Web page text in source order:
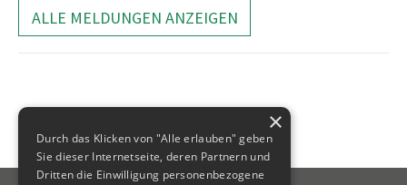
ALLE MELDUNGEN ANZEIGEN
×
Durch das Klicken von "Alle erlauben" geben
Sie dieser Internetseite, deren Partnern und
Dritten die Einwilligung personenbezogene